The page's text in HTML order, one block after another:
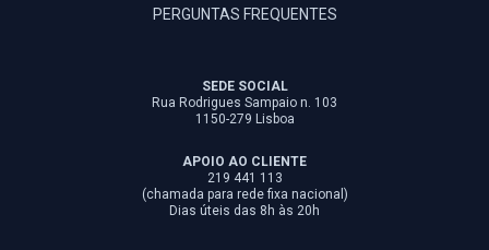
PERGUNTAS FREQUENTES
SEDE SOCIAL
Rua Rodrigues Sampaio n. 103
1150-279 Lisboa
APOIO AO CLIENTE
219 441 113
(chamada para rede fixa nacional)
Dias úteis das 8h às 20h